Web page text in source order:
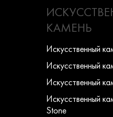
КАМЕНЬ
Искусcтвенный
Искусcтвенный
Искусcтвенный
Искусcтвенный
Stone